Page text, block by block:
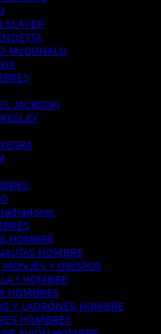
SLAYER
McDONALD
JACKSON
HOMBRE
HOMBRE
MONJES Y OBISPOS
1 HOMBRE
HOMBRES
Y LADRONES HOMBRE
HOMBRES